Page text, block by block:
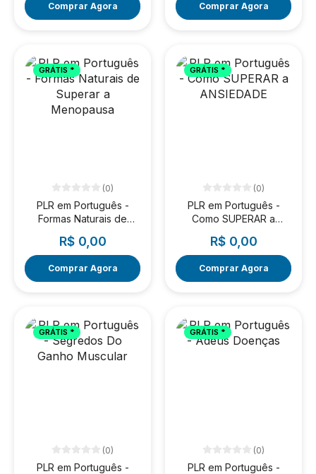
Comprar Agora Comprar Agora
GRÁTIS *
(0)
PLR em Português -
Formas Naturais de
R$ 0,00
Comprar Agora
GRÁTIS *
(0)
PLR em Português -
Como SUPERAR a
R$ 0,00
Comprar Agora
GRÁTIS *
(0)
PLR em Português -
GRÁTIS *
(0)
PLR em Português -